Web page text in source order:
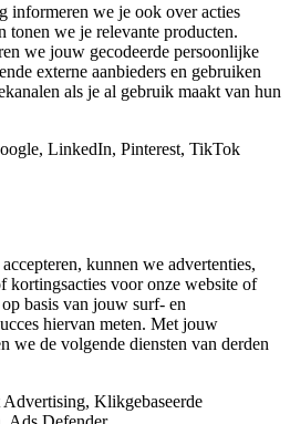
informeren we je ook over acties
tonen we je relevante producten.
we jouw gecodeerde persoonlijke
externe aanbieders en gebruiken
als je al gebruik maakt van hun
LinkedIn, Pinterest, TikTok
kunnen we advertenties,
kortingsacties voor onze website of
basis van jouw surf- en
hiervan meten. Met jouw
we de volgende diensten van derden
Klikgebaseerde